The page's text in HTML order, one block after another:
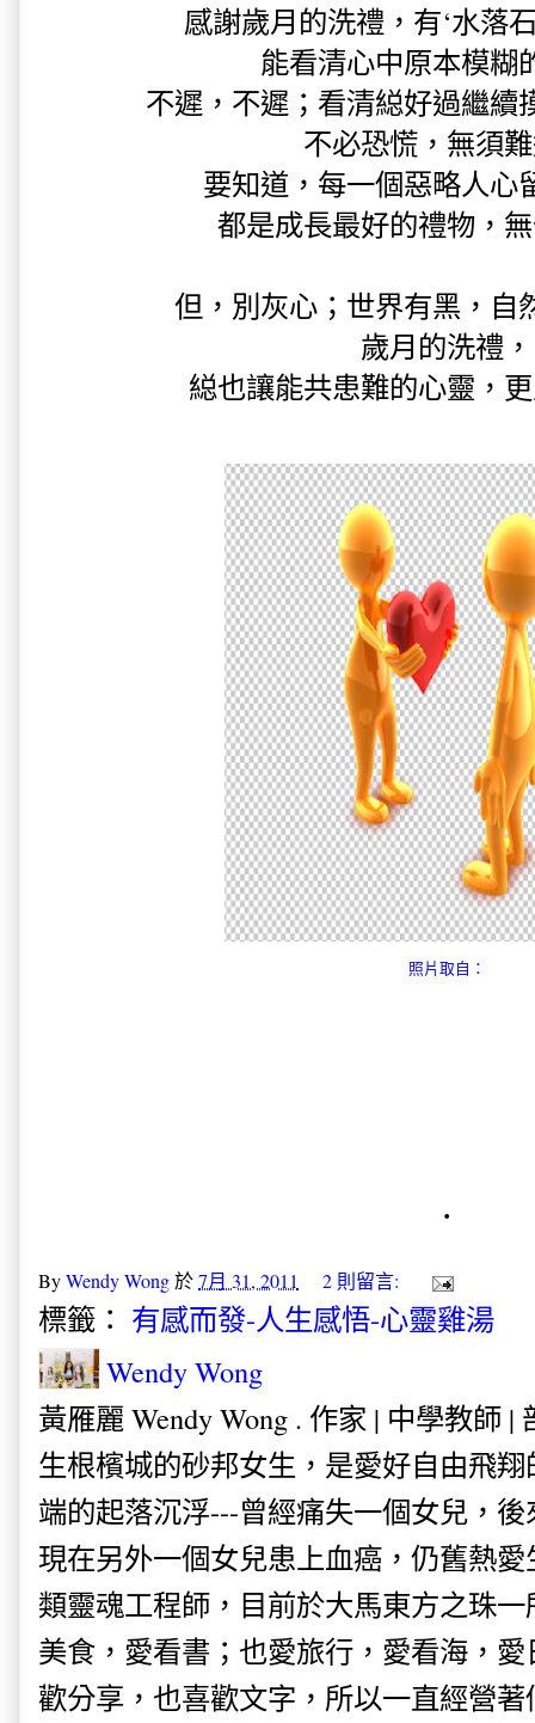
感謝歲月的洗禮，有‘水落
能看清心中原本模糊
不遲，不遲；看清縂好過繼續
不必恐慌，無須
要知道，每一個惡略人心
都是成長最好的禮物，
但，別灰心；世界有黑，自
歲月的洗禮，
縂也讓能共患難的心靈，
照片取自：
．
ByWendy Wong於7月 31, 2011 2 則留言:
標籤： 有感而發-人生感悟-心靈雞湯
Wendy Wong
黃雁麗 Wendy Wong . 作家 | 中學教師 |
生根檳城的砂邦女生，是愛好自由飛
端的起落沉浮---曾經痛失一個女兒，
現在另外一個女兒患上血癌，仍舊熱
類靈魂工程師，目前於大馬東方之珠
美食，愛看書；也愛旅行，愛看海，
歡分享，也喜歡文字，所以一直經營